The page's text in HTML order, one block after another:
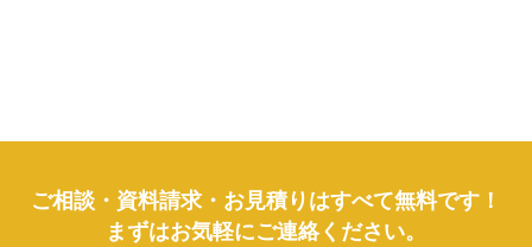
ご相談・資料請求・お見積りはすべて無料です！
まずはお気軽にご連絡ください。